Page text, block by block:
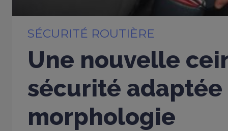
SÉCURITÉ ROUTIÈRE
Une nouvelle
sécurité adaptée
morphologie